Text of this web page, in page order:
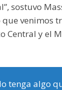
sostuvo
venimos
Central y el
tenga algo